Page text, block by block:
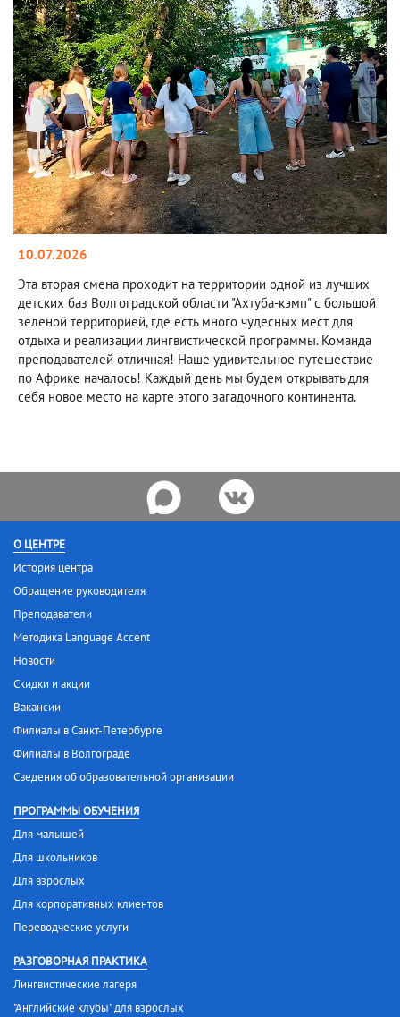
10.07.2026
Эта вторая смена проходит на территории одной из лучших
детских баз Волгоградской области "Ахтуба-кэмп" с большой
зеленой территорией, где есть много чудесных мест для
отдыха и реализации лингвистической программы. Команда
преподавателей отличная! Наше удивительное путешествие
по Африке началось! Каждый день мы будем открывать для
себя новое место на карте этого загадочного континента.
О ЦЕНТРЕ
История центра
Обращение руководителя
Преподаватели
Методика Language Accent
Новости
Скидки и акции
Вакансии
Филиалы в Санкт-Петербурге
Филиалы в Волгограде
Сведения об образовательной организации
ПРОГРАММЫ ОБУЧЕНИЯ
Для малышей
Для школьников
Для взрослых
Для корпоративных клиентов
Переводческие услуги
РАЗГОВОРНАЯ ПРАКТИКА
Лингвистические лагеря
"Английские клубы" для взрослых